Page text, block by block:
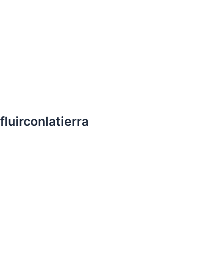
fluirconlatierra